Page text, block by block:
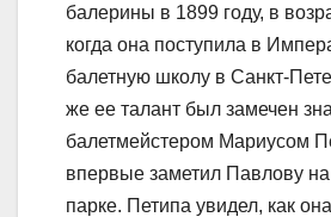
балерины в 1899 году, в
когда она поступила в
балетную школу в Санкт-
же ее талант был замечен
балетмейстером Мариусом
впервые заметил Павлову на
парке. Петипа увидел, как